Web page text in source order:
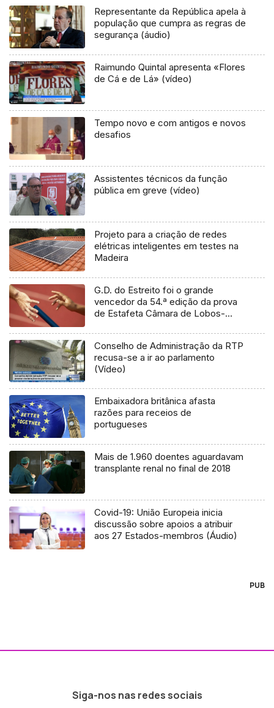
Representante da República apela à
população que cumpra as regras de
segurança (áudio)
Raimundo Quintal apresenta «Flores
de Cá e de Lá» (vídeo)
Tempo novo e com antigos e novos
desafios
Assistentes técnicos da função
pública em greve (vídeo)
Projeto para a criação de redes
elétricas inteligentes em testes na
Madeira
G.D. do Estreito foi o grande
vencedor da 54.ª edição da prova
de Estafeta Câmara de Lobos-
Conselho de Administração da RTP
recusa-se a ir ao parlamento
(Vídeo)
Embaixadora britânica afasta
razões para receios de
portugueses
Mais de 1.960 doentes aguardavam
transplante renal no final de 2018
Covid-19: União Europeia inicia
discussão sobre apoios a atribuir
aos 27 Estados-membros (Áudio)
PUB
Siga-nos nas redes sociais